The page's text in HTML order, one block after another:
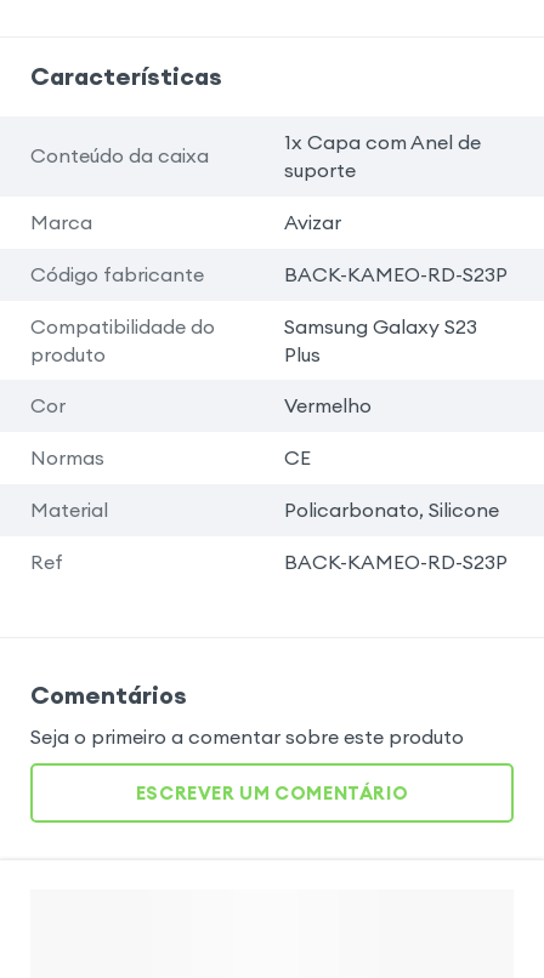
Características
Conteúdo da caixa
1x Capa com Anel de
suporte
Marca Avizar
Código fabricante BACK-KAMEO-RD-S23P
Compatibilidade do
produto
Samsung Galaxy S23
Plus
Cor Vermelho
Normas CE
Material Policarbonato, Silicone
Ref BACK-KAMEO-RD-S23P
Comentários
Seja o primeiro a comentar sobre este produto
ESCREVER UM COMENTÁRIO